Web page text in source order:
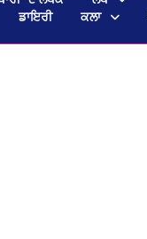
ਡਾਇਰੀ ਕਲਾ